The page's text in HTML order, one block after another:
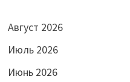
Август 2026
Июль 2026
Июнь 2026